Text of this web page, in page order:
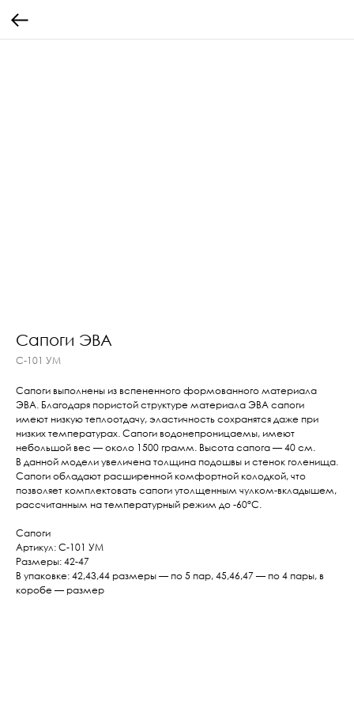
Сапоги ЭВА
С-101 УМ
Сапоги выполнены из вспененного формованного материала
ЭВА. Благодаря пористой структуре материала ЭВА сапоги
имеют низкую теплоотдачу, эластичность сохранятся даже при
низких температурах. Сапоги водонепроницаемы, имеют
небольшой вес — около 1500 грамм. Высота сапога — 40 см.
В данной модели увеличена толщина подошвы и стенок голенища.
Сапоги обладают расширенной комфортной колодкой, что
позволяет комплектовать сапоги утолщенным чулком-вкладышем,
рассчитанным на температурный режим до -60°С.
Сапоги
Артикул: С-101 УМ
Размеры: 42-47
В упаковке: 42,43,44 размеры — по 5 пар, 45,46,47 — по 4 пары, в
коробе — размер